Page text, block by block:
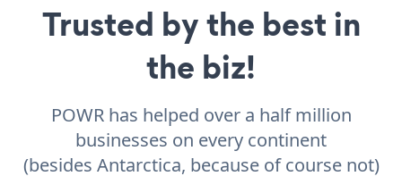
Trusted by the best in
the biz!
POWR has helped over a half million
businesses on every continent
(besides Antarctica, because of course not)